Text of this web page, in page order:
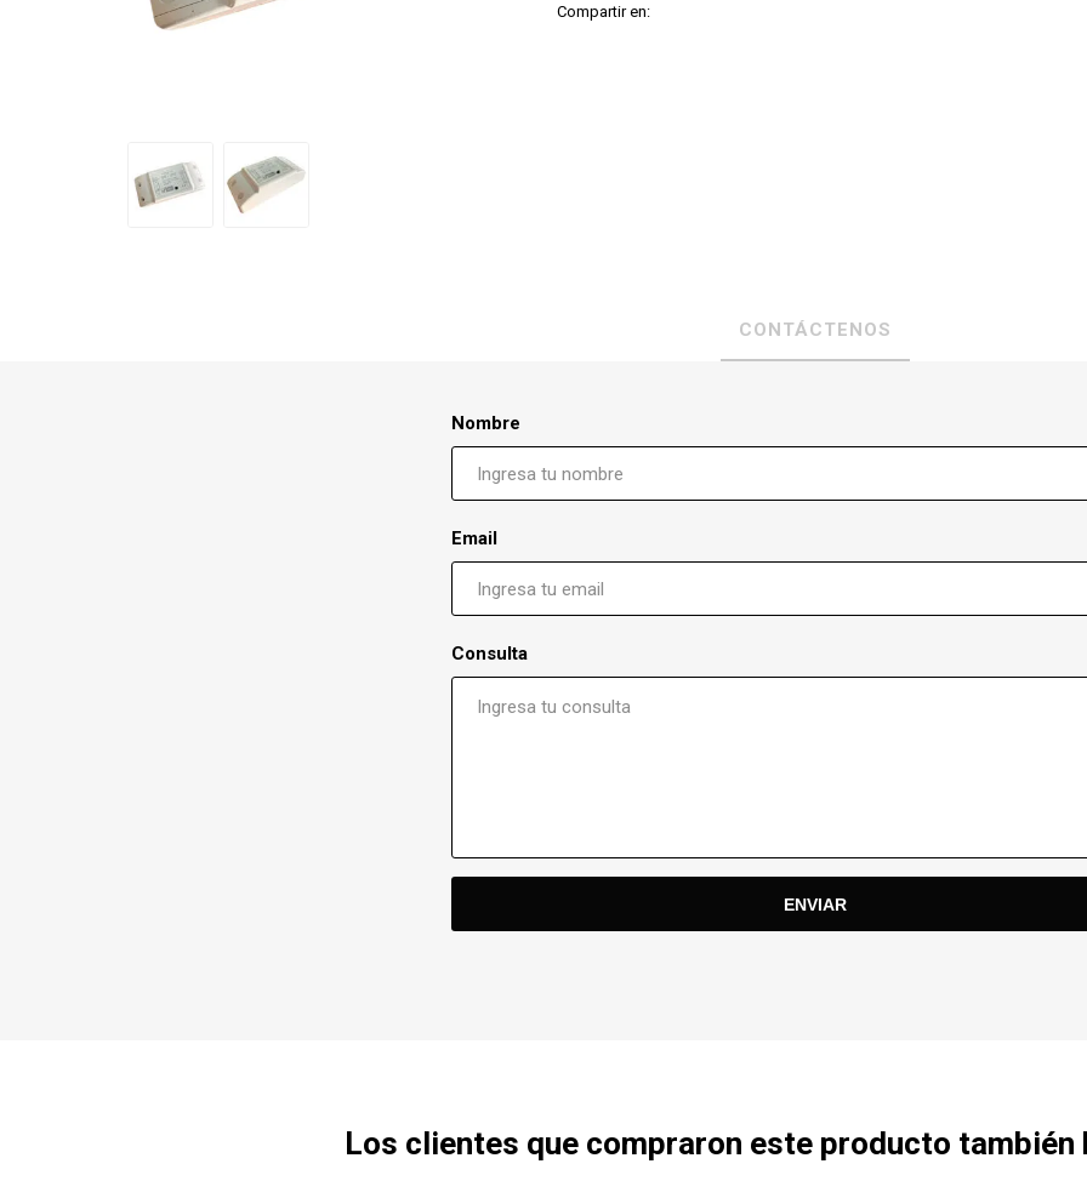
Compartir en:
CONTÁCTENOS
Nombre
Email
Consulta
Los clientes que compraron este producto también